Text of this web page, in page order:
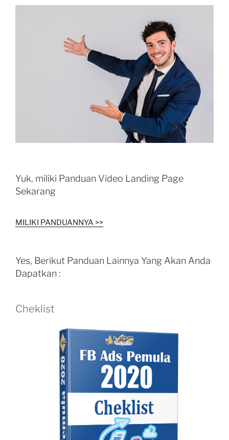
Yuk, miliki Panduan Video Landing Page
Sekarang
MILIKI PANDUANNYA >>
Yes, Berikut Panduan Lainnya Yang Akan Anda
Dapatkan :
Cheklist